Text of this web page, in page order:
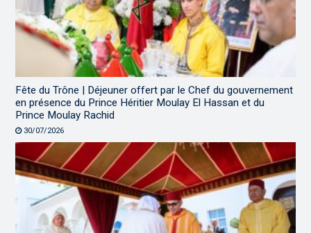
Fête du Trône | Déjeuner offert par le Chef du gouvernement
en présence du Prince Héritier Moulay El Hassan et du
Prince Moulay Rachid
30/07/2026